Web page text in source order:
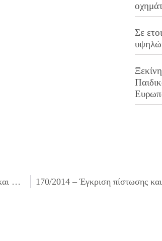
Σε
168/2014 – Έγκριση πίστωσης και διάθεσης ποσού 578,00€ με ΦΠΑ και Tεχνικών προδιαγραφών για τη μεταφορά πιάνου